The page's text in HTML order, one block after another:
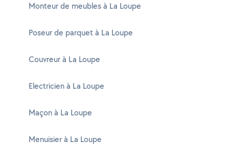
Monteur de meubles à La Loupe
Poseur de parquet à La Loupe
Couvreur à La Loupe
Electricien à La Loupe
Maçon à La Loupe
Menuisier à La Loupe